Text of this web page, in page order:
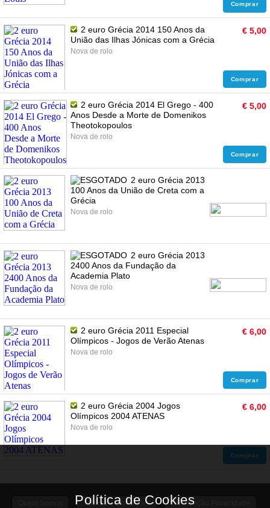
Comprar
2 euro Grécia 2014 150 Anos da
União das Ilhas Jónicas com a Grécia
Nova de rolo
€ 5,00
Comprar
2 euro Grécia 2014 El Grego - 400
Anos Desde a Morte de Domenikos
Theotokopoulos
Nova de rolo
€ 5,00
Comprar
2 euro Grécia 2013
100 Anos da União de Creta com a
Grécia
Nova de rolo
2 euro Grécia 2013
2400 Anos da Fundação da
Academia Plato
Nova de rolo
2 euro Grécia 2011 Especial
Olímpicos - Jogos de Verão Atenas
Nova de rolo
€ 6,00
Comprar
2 euro Grécia 2004 Jogos
Olímpicos 2004 ATENAS
Nova de rolo
€ 6,00
Comprar
Termos e Condições Declaração Privacidade